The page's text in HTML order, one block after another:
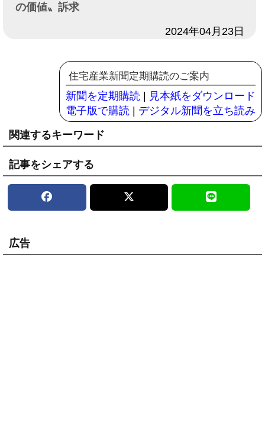
の価値〟訴求
2024年04月23日
住宅産業新聞定期購読のご案内
新聞を定期購読 | 見本紙をダウンロード
電子版で購読 | デジタル新聞を立ち読み
関連するキーワード
記事をシェアする
広告